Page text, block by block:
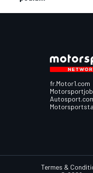
fr.Motor1.com
Termes &